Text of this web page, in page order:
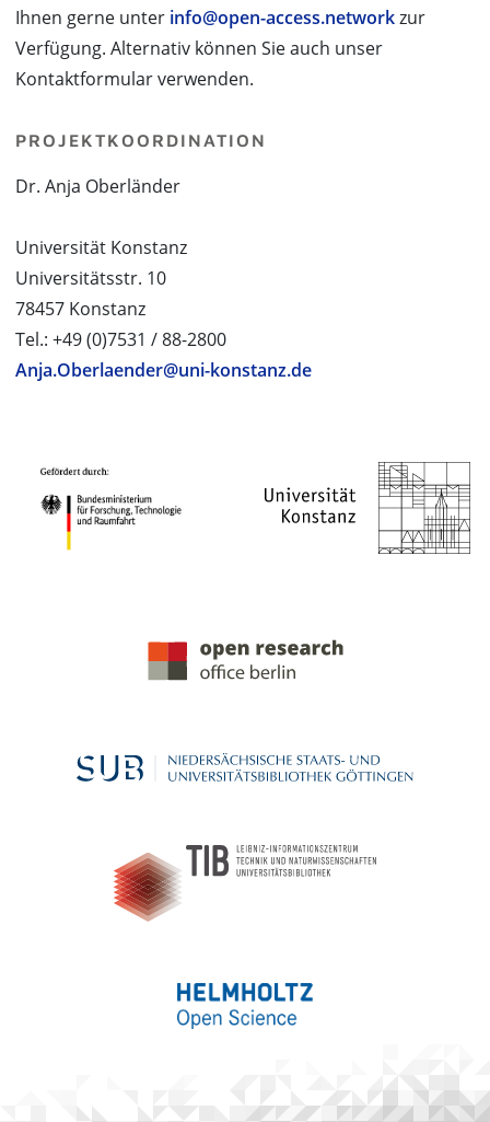
Ihnen gerne unter info@open-access.networkzur
Verfügung. Alternativ können Sie auch unser
Kontaktformular verwenden.
PROJEKTKOORDINATION
Dr. Anja Oberländer
Universität Konstanz
Universitätsstr. 10
78457 Konstanz
Tel.: +49 (0)7531 / 88-2800
Anja.Oberlaender@uni-konstanz.de